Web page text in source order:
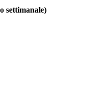
settimanale)